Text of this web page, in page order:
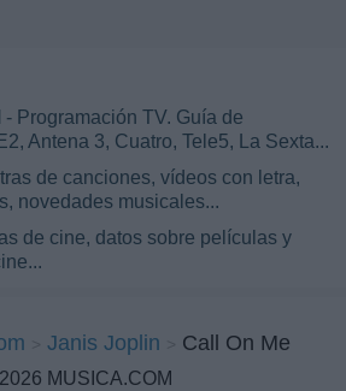
- Programación TV. Guía de
Antena 3, Cuatro, Tele5, La Sexta...
de canciones, vídeos con letra,
novedades musicales...
de cine, datos sobre películas y
Janis Joplin Call On Me
MUSICA.COM